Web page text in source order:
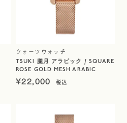
クォーツウォッチ
TSUKI 朧月 アラビック / SQUARE
ROSE GOLD MESH ARABIC
¥22,000